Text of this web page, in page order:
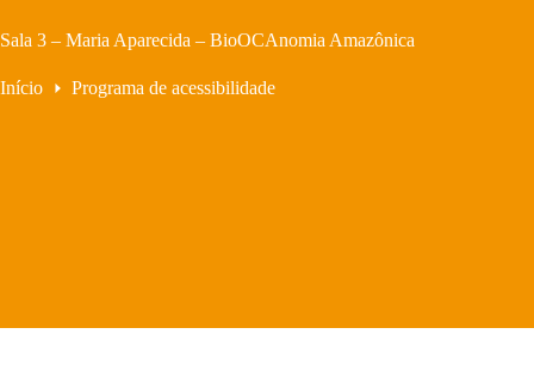
Sala 3 – Maria Aparecida – BioOCAnomia Amazônica
Início Programa de acessibilidade